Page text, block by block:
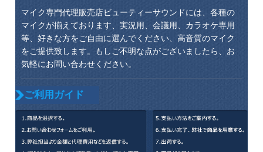
マイク専門代理販売店ビューティーサウンドには、各種の
マイクが揃えております、実況用、会議用、カラオケ専用
等、好きな方をご自由に選んでください、高音質のマイク
をご提供致します。もしご不明な点がございましたら、お
気軽にお問い合わせください。
ご利用ガイド